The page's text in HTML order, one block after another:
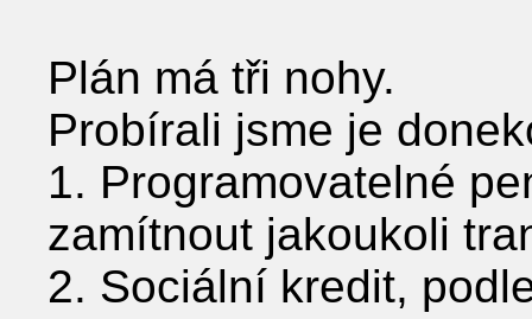
Plán má tři nohy.
Probírali jsme je
1. Programovatelné
zamítnout jakoukoli
2. Sociální kredit,